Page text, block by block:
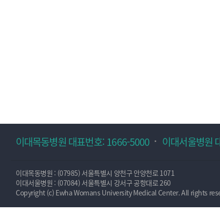
이대목동병원 대표번호: 1666-5000 이대서울병원
이대목동병원 : (07985) 서울특별시 양천구 안양천로 1071
이대서울병원 : (07084) 서울특별시 강서구 공항대로 260
Copyright (c) Ewha Womans University Medical Center. All rights